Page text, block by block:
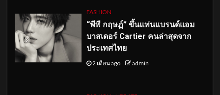
FASHION
“พีพี กฤษฏ์” ขึ้นแท่นแบรนด์แอม
บาสเดอร์ Cartier คนล่าสุดจาก
ประเทศไทย
2 เดือน ago admin